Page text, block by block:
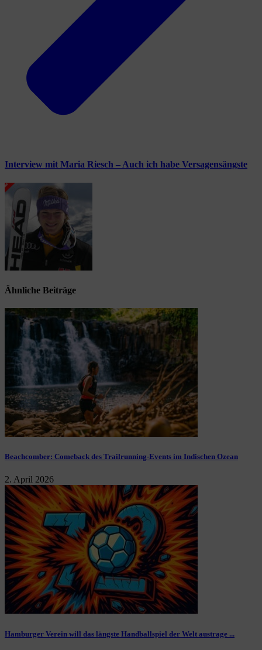
Interview mit Maria Riesch – Auch ich habe Versagensängste
Ähnliche Beiträge
Beachcomber: Comeback des Trailrunning-Events im Indischen Ozean
2. April 2026
Hamburger Verein will das längste Handballspiel der Welt austrage ...